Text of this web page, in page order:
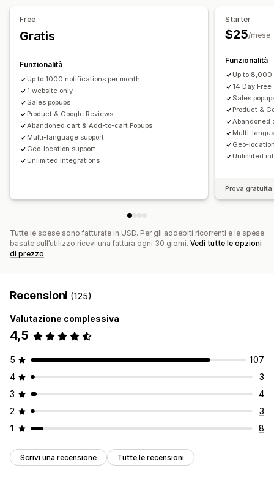
Multilingua
Analisi
Monitoraggio delle conversioni
Trigger e regole
Segmentazione
Monitoraggio API e webhook
Free
Gratis
Funzionalità
Up to 1000 notifications per month
1 website only
Sales popups
Product & Google Reviews
Abandoned cart & Add-to-cart Popups
Multi-language support
Geo-location support
Unlimited integrations
Starter
$25/mese
Funzionalità
Up to 8,000
14 Day
Sales
Product &
Abandoned
Multi-
Geo-
Unlimited
Prova
Tutte le spese sono fatturate in USD. Per gli addebiti ricorrenti e le spese
basate sull’utilizzo ricevi una fattura ogni 30 giorni. Vedi tutte le opzioni
di prezzo
Recensioni (125)
Valutazione complessiva
4,5
5
107
4
3
3
4
2
3
1
8
Scrivi una recensione Tutte le recensioni